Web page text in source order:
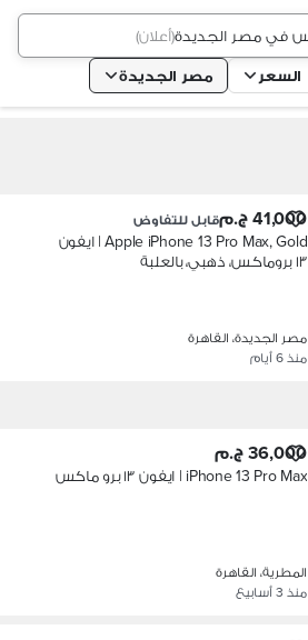
(أعلان)
السعر مصر الجديدة
41,000 ج.م قابل للتفاوض
Apple iPhone 13 Pro Max, Gold | ايفون
١٣ بروماكس، ذهبي، بالعلبة
مصر الجديدة، القاهرة
منذ 6 أيام
36,000 ج.م
iPhone 13 Pro Max | ايفون ١٣ برو ماكس
المطرية، القاهرة
منذ 3 أسابيع